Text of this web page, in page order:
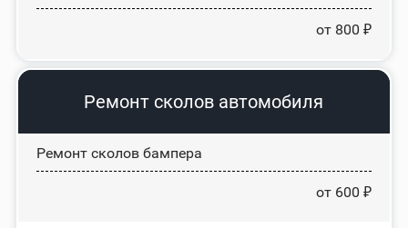
от 800 ₽
Ремонт сколов автомобиля
Ремонт сколов бампера
от 600 ₽